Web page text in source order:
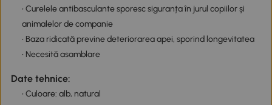
• Curelele antibasculante sporesc siguranța în jurul copiilor și
animalelor de companie
• Baza ridicată previne deteriorarea apei, sporind longevitatea
• Necesită asamblare
Date tehnice:
• Culoare: alb, natural